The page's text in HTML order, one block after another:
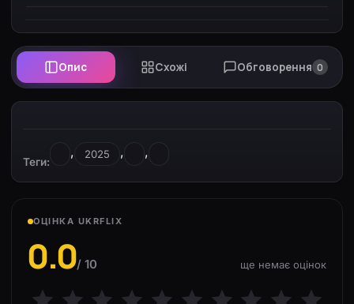
Натисніть на джерело вище, щоб почати
перегляд
Опис Схожі Обговорення 0
Теги:
, 2025 , ,
ОЦІНКА UKRFLIX
0.0/ 10 ще немає оцінок